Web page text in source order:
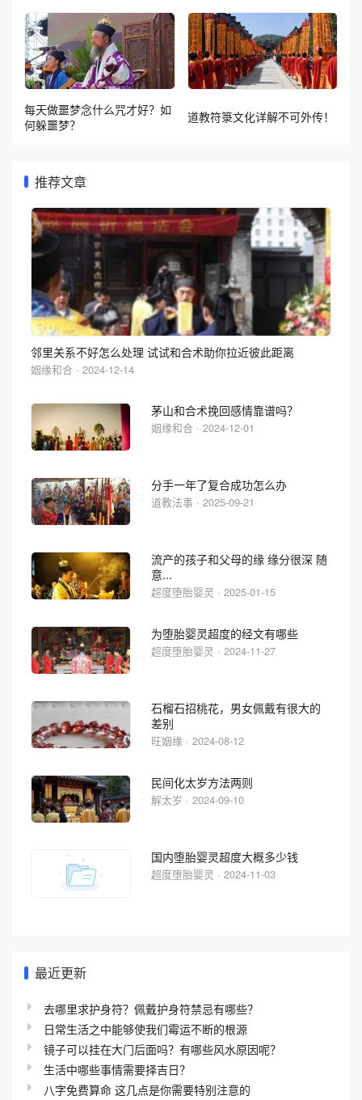
每天做噩梦念什么咒才好？如
何躲噩梦？
道教符箓文化详解不可外传！
推荐文章
邻里关系不好怎么处理 试试和合术助你拉近彼此距离
姻缘和合 · 2024-12-14
茅山和合术挽回感情靠谱吗？
姻缘和合 · 2024-12-01
分手一年了复合成功怎么办
道教法事 · 2025-09-21
流产的孩子和父母的缘 缘分很深 随
意...
超度堕胎婴灵 · 2025-01-15
为堕胎婴灵超度的经文有哪些
超度堕胎婴灵 · 2024-11-27
石榴石招桃花，男女佩戴有很大的
差别
旺姻缘 · 2024-08-12
民间化太岁方法两则
解太岁 · 2024-09-10
国内堕胎婴灵超度大概多少钱
超度堕胎婴灵 · 2024-11-03
最近更新
去哪里求护身符？佩戴护身符禁忌有哪些？
日常生活之中能够使我们霉运不断的根源
镜子可以挂在大门后面吗？有哪些风水原因呢？
生活中哪些事情需要择吉日？
八字免费算命 这几点是你需要特别注意的